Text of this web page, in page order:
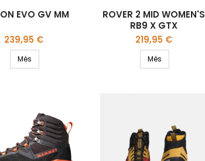
EVO GV MM
Preu
239,95 €
Més
ROVER 2 MID WOMEN'S
RB9 X GTX
Preu
219,95 €
Més